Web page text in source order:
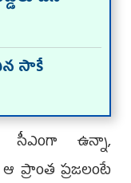
సాకే
సీఎంగా ఉన్నా,
ప్రాంత ప్రజలంటే